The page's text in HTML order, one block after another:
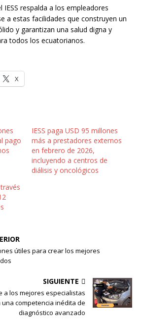
IESS respalda a los empleadores
a estas facilidades que construyen un
y garantizan una salud digna y
todos los ecuatorianos.
X
pago
IESS paga USD 95 millones
más a prestadores externos
en febrero de 2026,
incluyendo a centros de
diálisis y oncológicos
útiles para crear los mejores
SIGUIENTE
a los mejores especialistas
competencia inédita de
diagnóstico avanzado